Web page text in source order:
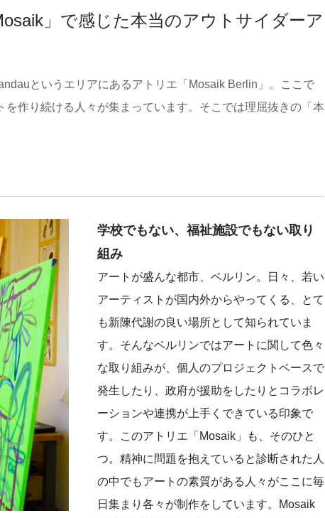
」で感じた本当のアウトサイダーア
というエリアにあるアトリエ「Mosaik Berlin」。ここで
を作り続ける人々が集まっています。そこでは理屈抜きの「本
学校でもない、福祉施設でもない取り
組み
アートが盛んな都市、ベルリン。日々、若い
アーティストが国内外からやってくる、とて
も新陳代謝の良い場所として知られていま
す。そんなベルリンではアートに関して色々
な取り組みが、個人のプロジェクトベースで
発生したり、政府が援助をしたりとコラボレ
ーションや連携が上手くできている印象で
す。このアトリエ「Mosaik」も、そのひと
つ。精神に問題を抱えていると診断された人
の中でもアートの素質がある人々がここに毎
日集まり各々が制作をしています。Mosaik